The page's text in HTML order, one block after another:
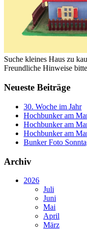
Suche kleines Haus zu
Freundliche Hinweise
Neueste Beiträge
30. Woche im Jahr
Hochbunker am
Hochbunker am
Hochbunker am
Bunker Foto
Archiv
2026
Juli
Juni
Mai
April
März